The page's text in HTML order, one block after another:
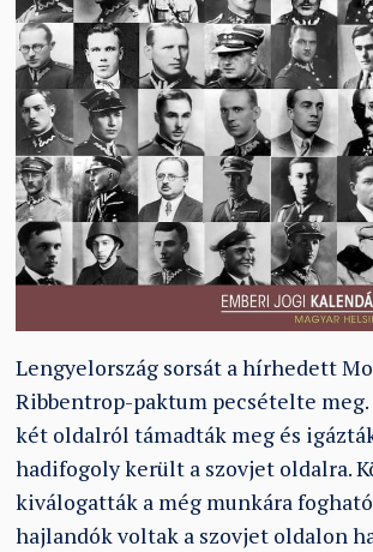
Lengyelország sorsát a hírhedett
Ribbentrop-paktum pecsételte meg.
két oldalról támadták meg és
hadifogoly került a szovjet oldalra.
kiválogatták a még munkára
hajlandók voltak a szovjet oldalon